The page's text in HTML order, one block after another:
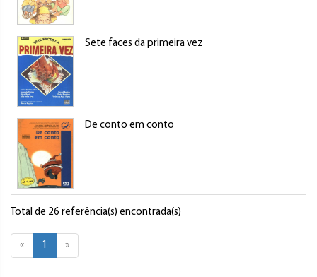
Sete faces da primeira vez
De conto em conto
Total de 26 referência(s) encontrada(s)
« 1 »